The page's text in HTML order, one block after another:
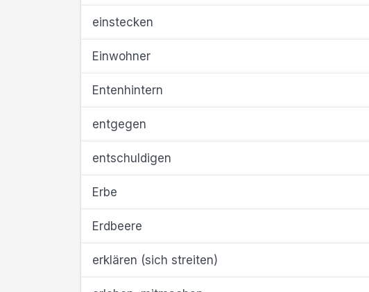
einstecken
Einwohner
Entenhintern
entgegen
entschuldigen
Erbe
Erdbeere
erklären (sich streiten)